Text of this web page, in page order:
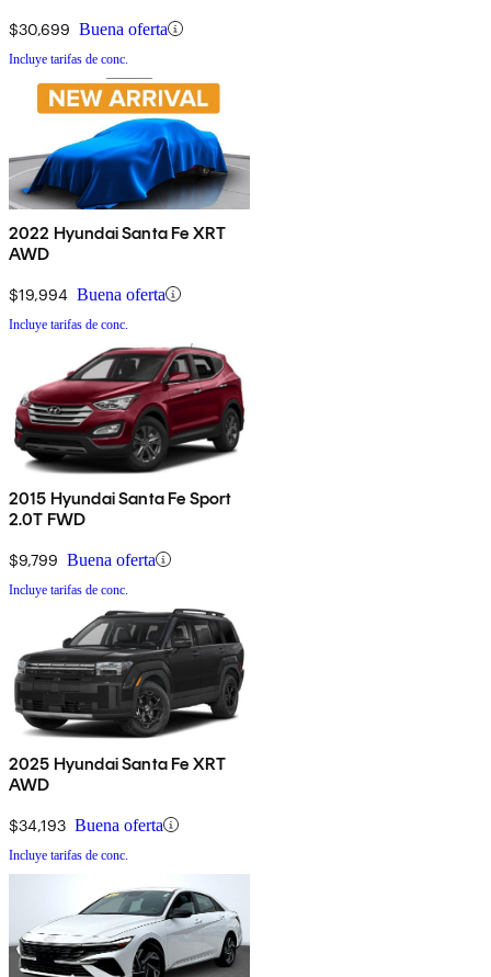
$30,699 Buena oferta
Incluye tarifas de conc.
2022 Hyundai Santa Fe XRT
AWD
$19,994 Buena oferta
Incluye tarifas de conc.
2015 Hyundai Santa Fe Sport
2.0T FWD
$9,799 Buena oferta
Incluye tarifas de conc.
2025 Hyundai Santa Fe XRT
AWD
$34,193 Buena oferta
Incluye tarifas de conc.